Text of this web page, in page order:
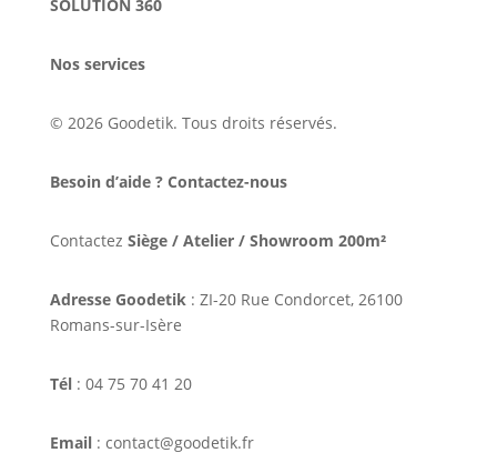
SOLUTION 360
Nos services
© 2026 Goodetik. Tous droits réservés.
Besoin d’aide ? Contactez-nous
Contactez Siège / Atelier / Showroom 200m²
Adresse Goodetik: ZI-20 Rue Condorcet, 26100
Romans-sur-Isère
Tél: 04 75 70 41 20
Email: contact@goodetik.fr